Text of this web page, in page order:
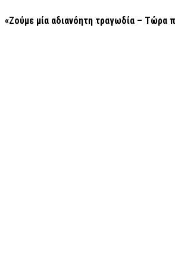
«Ζούμε μία αδιανόητη τραγωδία – Τώρα